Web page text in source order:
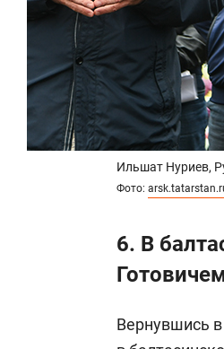
Ильшат Нуриев,
Фото:
6. В
Вернувшись